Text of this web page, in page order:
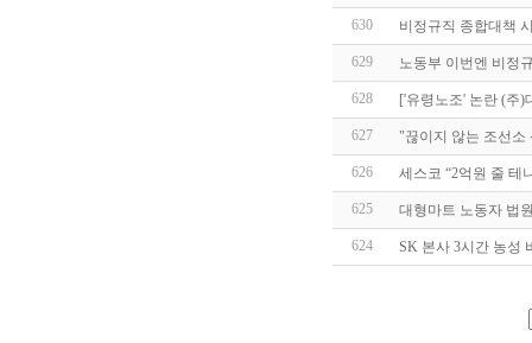
630 비정규직 종합대책
629 노동부 이번엔 비정
628 ['유령노조' 논란 (주
627 "끊이지 않는 조선
626 세스코 “2억원 줄 테
625 대형마트 노동자 법
624 SK 본사 3시간 농성